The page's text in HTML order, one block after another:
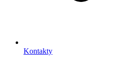
Kontakty